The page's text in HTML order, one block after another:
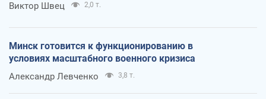
Виктор Швец 2,0 т.
Минск готовится к функционированию в
условиях масштабного военного кризиса
Александр Левченко 3,8 т.